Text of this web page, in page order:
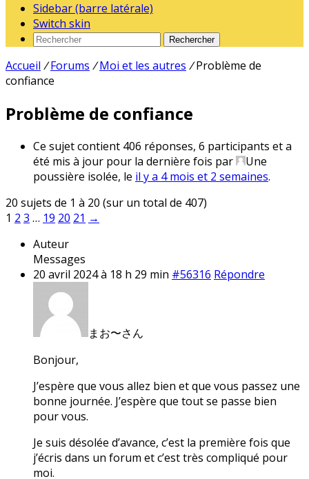
Sidebar (barre latérale)
Switch skin
Rechercher
Accueil / Forums / Moi et les autres / Problème de
confiance
Problème de confiance
Ce sujet contient 406 réponses, 6 participants et a
été mis à jour pour la dernière fois par
Une
poussière isolée, le il y a 4 mois et 2 semaines.
20 sujets de 1 à 20 (sur un total de 407)
1 2 3 … 19 20 21 →
Auteur
Messages
20 avril 2024 à 18 h 29 min #56316 Répondre
まお〜さん
Bonjour,
J’espère que vous allez bien et que vous passez une
bonne journée. J’espère que tout se passe bien
pour vous.
Je suis désolée d’avance, c’est la première fois que
j’écris dans un forum et c’est très compliqué pour
moi.